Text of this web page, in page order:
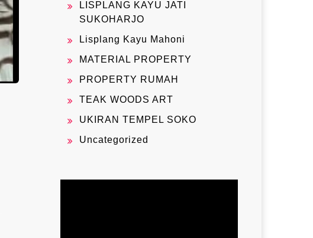
LISPLANG KAYU JATI
SUKOHARJO
Lisplang Kayu Mahoni
MATERIAL PROPERTY
PROPERTY RUMAH
TEAK WOODS ART
UKIRAN TEMPEL SOKO
Uncategorized